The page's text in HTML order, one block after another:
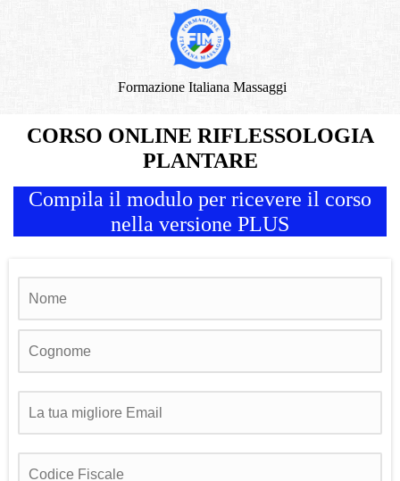
Formazione Italiana Massaggi
CORSO ONLINE RIFLESSOLOGIA
PLANTARE
Compila il modulo per ricevere il corso
nella versione PLUS